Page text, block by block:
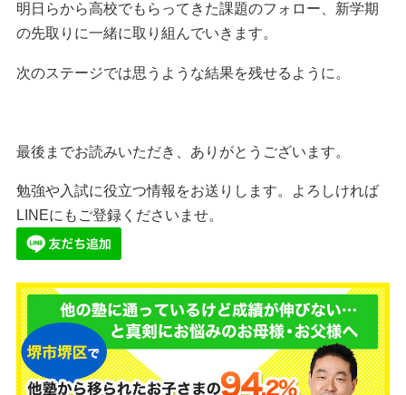
明日らから高校でもらってきた課題のフォロー、新学期
の先取りに一緒に取り組んでいきます。
次のステージでは思うような結果を残せるように。
最後までお読みいただき、ありがとうございます。
勉強や入試に役立つ情報をお送りします。よろしければ
LINEにもご登録くださいませ。